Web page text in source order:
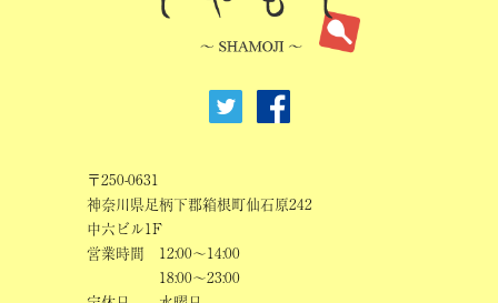
〒250-0631
神奈川県足柄下郡箱根町仙石原242
中六ビル1F
営業時間
12:00～14:00
18:00～23:00